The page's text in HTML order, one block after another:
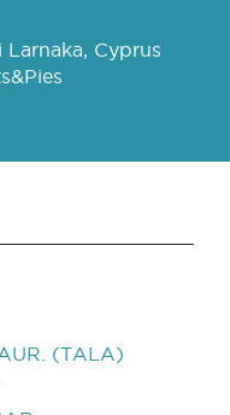
Cyprus
(TALA)